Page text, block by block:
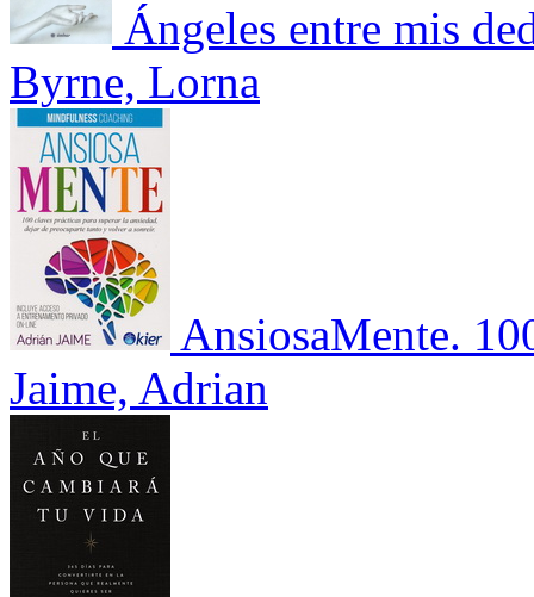
Ángeles entre mis
Byrne, Lorna
AnsiosaMente.
Jaime, Adrian